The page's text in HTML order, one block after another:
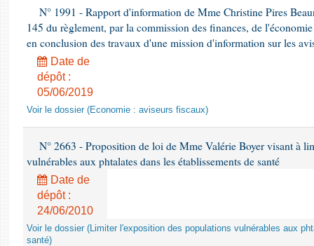
N° 1991 - Rapport d'information de Mme Christine Pires
145 du règlement, par la commission des finances, de
en conclusion des travaux d'une mission d'information sur les
Date de
dépôt :
05/06/2019
Voir le dossier (Economie : aviseurs fiscaux)
N° 2663 - Proposition de loi de Mme Valérie Boyer visant à
vulnérables aux phtalates dans les établissements de santé
Date de
dépôt :
24/06/2010
Voir le dossier (Limiter l'exposition des populations vulnérables aux
santé)